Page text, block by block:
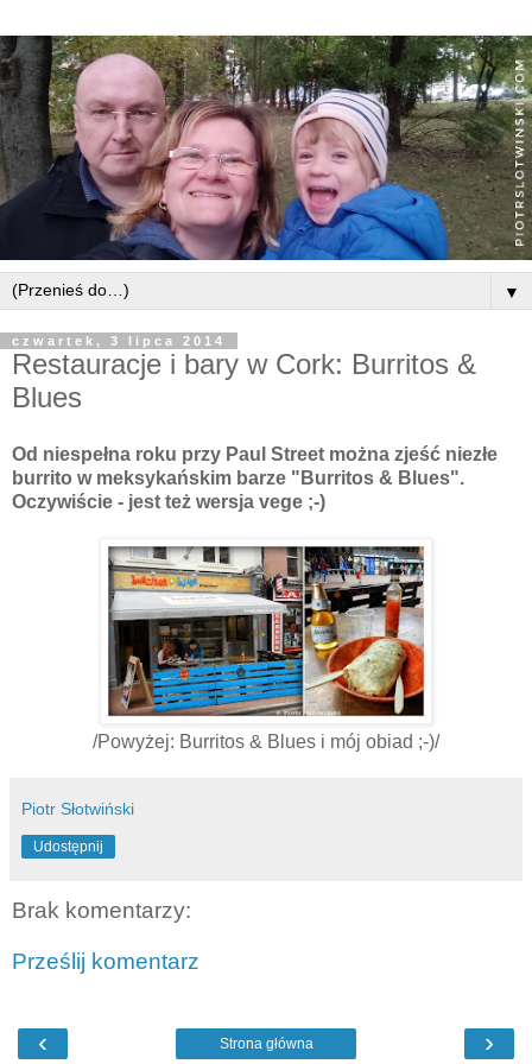
▼
czwartek, 3 lipca 2014
Restauracje i bary w Cork: Burritos &
Blues
Od niespełna roku przy Paul Street można zjeść niezłe
burrito w meksykańskim barze "Burritos & Blues".
Oczywiście - jest też wersja vege ;-)
/Powyżej: Burritos & Blues i mój obiad ;-)/
Piotr Słotwiński
Udostępnij
Brak komentarzy:
Prześlij komentarz
‹ ›
Strona główna